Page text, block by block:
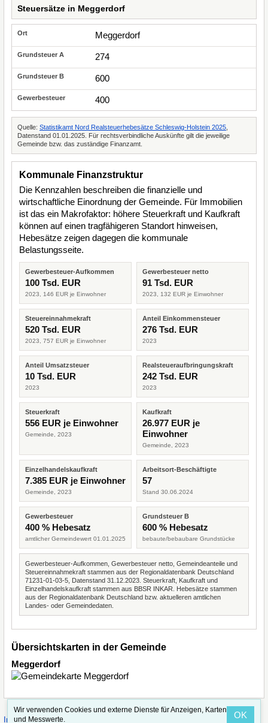
Steuersätze in Meggerdorf
Meggerdorf
274
600
400
Quelle: Statistikamt Nord Realsteuerhebesätze Schleswig-Holstein 2025
Datenstand 01.01.2025. Für rechtsverbindliche Auskünfte gilt die jeweilige
Gemeinde bzw. das zuständige Finanzamt.
Kommunale Finanzstruktur
Die Kennzahlen beschreiben die finanzielle und
wirtschaftliche Einordnung der Gemeinde. Für Immobilien
ist das ein Makrofaktor: höhere Steuerkraft und Kaufkraft
können auf einen tragfähigeren Standort hinweisen,
Hebesätze zeigen dagegen die kommunale
Belastungsseite.
Gewerbesteuer-Aufkommen
100 Tsd. EUR
2023, 146 EUR je Einwohner
Gewerbesteuer netto
91 Tsd. EUR
2023, 132 EUR je Einwohner
Steuereinnahmekraft
520 Tsd. EUR
2023, 757 EUR je Einwohner
Anteil Einkommensteuer
276 Tsd. EUR
2023
Anteil Umsatzsteuer
10 Tsd. EUR
2023
Realsteueraufbringungskraft
242 Tsd. EUR
2023
Steuerkraft
556 EUR je Einwohner
Gemeinde, 2023
Kaufkraft
26.977 EUR je
Einwohner
Gemeinde, 2023
Einzelhandelskaufkraft
7.385 EUR je Einwohner
Gemeinde, 2023
Arbeitsort-Beschäftigte
57
Stand 30.06.2024
Gewerbesteuer
400 % Hebesatz
amtlicher Gemeindewert 01.01.2025
Grundsteuer B
600 % Hebesatz
bebaute/bebaubare Grundstücke
Gewerbesteuer-Aufkommen, Gewerbesteuer netto, Gemeindeanteile und
Steuereinnahmekraft stammen aus der Regionaldatenbank Deutschland
71231-01-03-5, Datenstand 31.12.2023. Steuerkraft, Kaufkraft und
Einzelhandelskaufkraft stammen aus BBSR INKAR. Hebesätze stammen
aus der Regionaldatenbank Deutschland bzw. aktuelleren amtlichen
Landes- oder Gemeindedaten.
Übersichtskarten in der Gemeinde
Meggerdorf
Impressum·Straßenindex
Wir verwenden Cookies und externe Dienste für Anzeigen, Karten
und Messwerte.
OK